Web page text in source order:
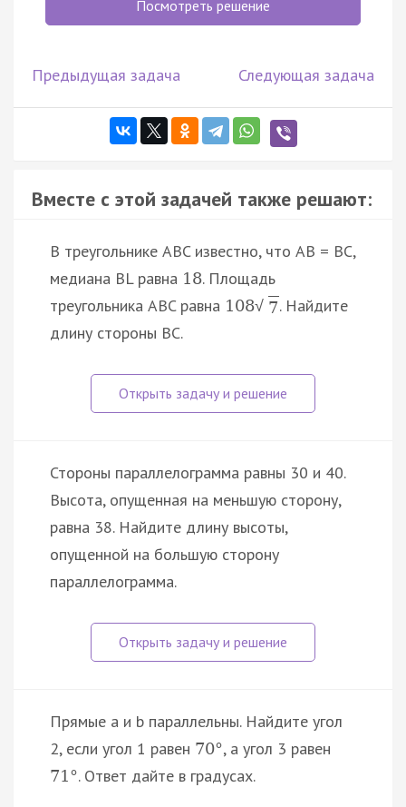
Посмотреть решение
Предыдущая задача Следующая задача
Вместе с этой задачей также решают:
В треугольнике ABC известно, что AB = BC,
медиана BL равна 18. Площадь
треугольника ABC равна 108√ 7. Найдите
длину стороны BC.
Стороны параллелограмма равны 30 и 40.
Высота, опущенная на меньшую сторону,
равна 38. Найдите длину высоты,
опущенной на большую сторону
параллелограмма.
Прямые a и b параллельны. Найдите угол
2, если угол 1 равен 70°, а угол 3 равен
71 °. Ответ дайте в градусах.